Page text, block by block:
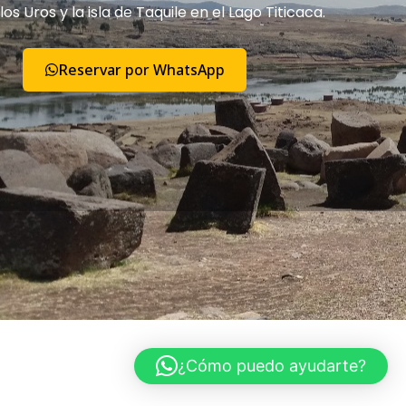
los Uros y la isla de Taquile en el Lago Titicaca.
Reservar por WhatsApp
¿Cómo puedo ayudarte?